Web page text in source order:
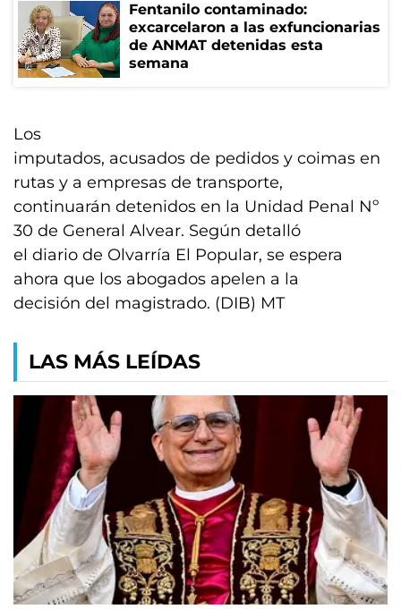
Fentanilo contaminado:
excarcelaron a las exfuncionarias
de ANMAT detenidas esta
semana
Los
imputados, acusados de pedidos y coimas en
rutas y a empresas de transporte,
continuarán detenidos en la Unidad Penal Nº
30 de General Alvear. Según detalló
el diario de Olvarría El Popular, se espera
ahora que los abogados apelen a la
decisión del magistrado. (DIB) MT
LAS MÁS LEÍDAS